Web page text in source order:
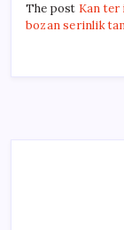
The post Kan ter
bozan serinlik